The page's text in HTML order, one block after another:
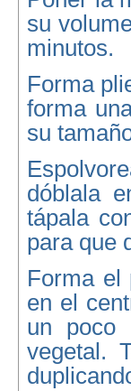
su
minutos.
Forma
forma
su
dóblala
tápala
para que
Forma el
en el
un poco
vegetal.